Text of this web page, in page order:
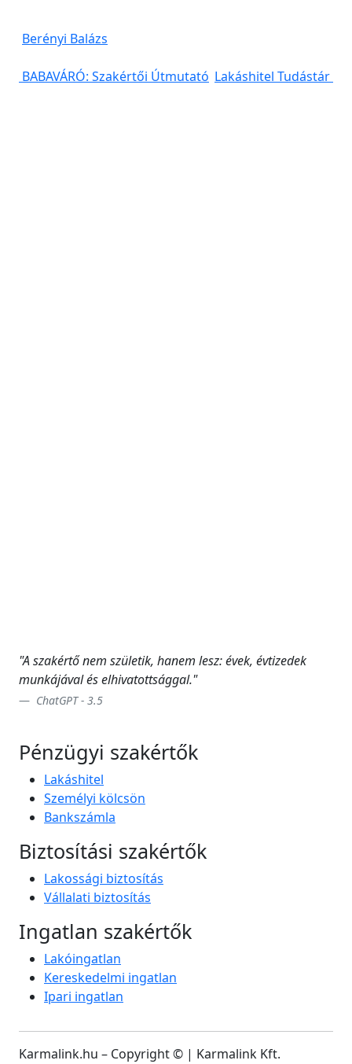
Berényi Balázs
Post
BABAVÁRÓ: Szakértői Útmutató Lakáshitel Tudástár
"A szakértő nem születik, hanem lesz: évek, évtizedek
munkájával és elhivatottsággal."
ChatGPT - 3.5
Pénzügyi szakértők
Lakáshitel
Személyi kölcsön
Bankszámla
Biztosítási szakértők
Lakossági biztosítás
Vállalati biztosítás
Ingatlan szakértők
Lakóingatlan
Kereskedelmi ingatlan
Ipari ingatlan
Karmalink.hu – Copyright © | Karmalink Kft.